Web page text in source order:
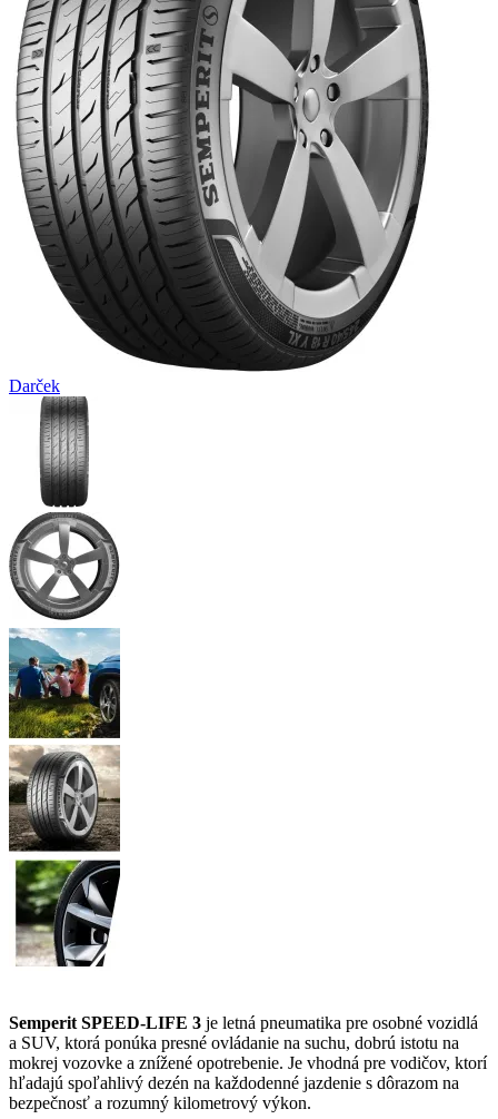
Darček
Semperit SPEED-LIFE 3 je letná pneumatika pre osobné vozidlá
a SUV, ktorá ponúka presné ovládanie na suchu, dobrú istotu na
mokrej vozovke a znížené opotrebenie. Je vhodná pre vodičov, ktorí
hľadajú spoľahlivý dezén na každodenné jazdenie s dôrazom na
bezpečnosť a rozumný kilometrový výkon.